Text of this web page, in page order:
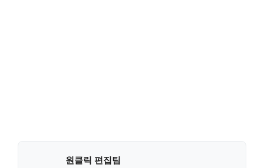
원클릭 편집팀